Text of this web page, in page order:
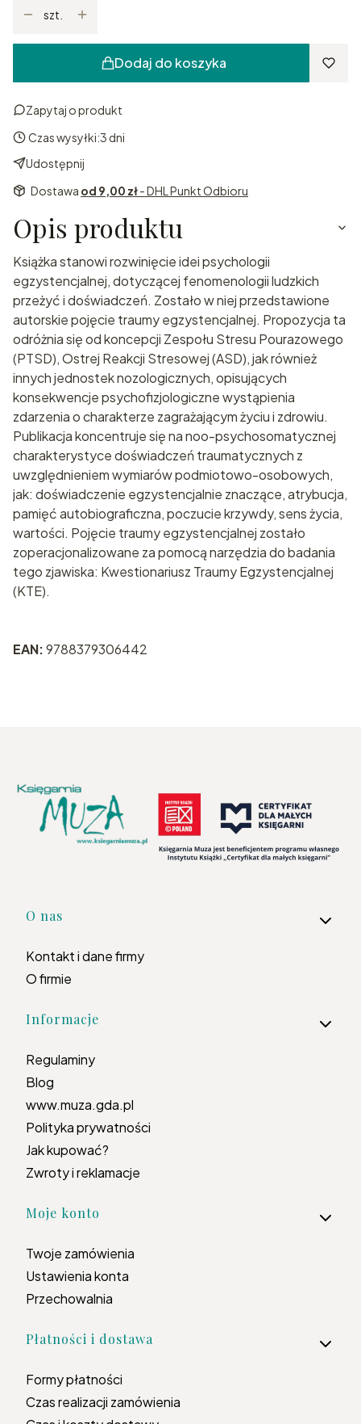
szt.
Dodaj do koszyka
Zapytaj o produkt
Czas wysyłki:3 dni
Udostępnij
Dostawa od 9,00 zł- DHL Punkt Odbioru
Opis produktu
Książka stanowi rozwinięcie idei psychologii
egzystencjalnej, dotyczącej fenomenologii ludzkich
przeżyć i doświadczeń. Zostało w niej przedstawione
autorskie pojęcie traumy egzystencjalnej. Propozycja ta
odróżnia się od koncepcji Zespołu Stresu Pourazowego
(PTSD), Ostrej Reakcji Stresowej (ASD), jak również
innych jednostek nozologicznych, opisujących
konsekwencje psychofizjologiczne wystąpienia
zdarzenia o charakterze zagrażającym życiu i zdrowiu.
Publikacja koncentruje się na noo-psychosomatycznej
charakterystyce doświadczeń traumatycznych z
uwzględnieniem wymiarów podmiotowo-osobowych,
jak: doświadczenie egzystencjalnie znaczące, atrybucja,
pamięć autobiograficzna, poczucie krzywdy, sens życia,
wartości. Pojęcie traumy egzystencjalnej zostało
zoperacjonalizowane za pomocą narzędzia do badania
tego zjawiska: Kwestionariusz Traumy Egzystencjalnej
(KTE).
EAN:9788379306442
Linki w stopce
O nas
Kontakt i dane firmy
O firmie
Informacje
Regulaminy
Blog
www.muza.gda.pl
Polityka prywatności
Jak kupować?
Zwroty i reklamacje
Moje konto
Twoje zamówienia
Ustawienia konta
Przechowalnia
Płatności i dostawa
Formy płatności
Czas realizacji zamówienia